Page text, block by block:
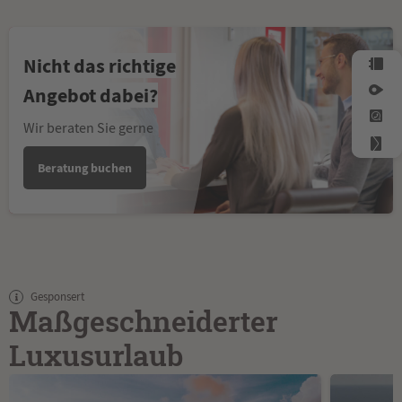
Nicht das richtige
Angebot dabei?
Wir beraten Sie gerne
Beratung buchen
Gesponsert
Maßgeschneiderter
Luxusurlaub